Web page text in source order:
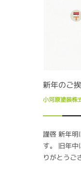
新年のご
小河原塗装株
謹啓 新年明
す。 旧年
りがとう